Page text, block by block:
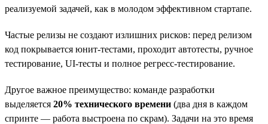
реализуемой задачей, как в молодом эффективном стартапе.
Частые релизы не создают излишних рисков: перед релизом
код покрывается юнит-тестами, проходит автотесты, ручное
тестирование, UI-тесты и полное регресс-тестирование.
Другое важное преимущество: команде разработки
выделяется 20% технического времени (два дня в каждом
спринте — работа выстроена по скрам). Задачи на это время